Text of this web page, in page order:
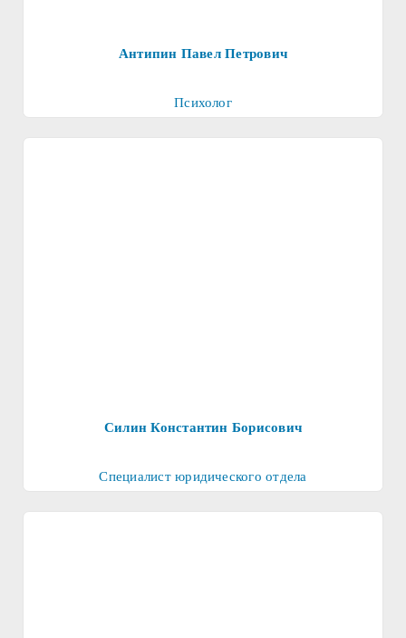
Антипин Павел Петрович
Психолог
Силин Константин Борисович
Специалист юридического отдела